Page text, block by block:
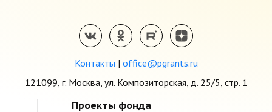
Контакты | office@pgrants.ru
121099, г. Москва, ул. Композиторская, д. 25/5, стр. 1
Проекты фонда